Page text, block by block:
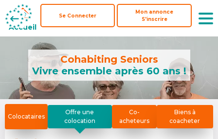
Accueil
Se Connecter
Mon annonce
S'inscrire
Accueil
Se Connecter
Mon annonce
S'inscrire
Cohabiting Seniors
Vivre ensemble après 60 ans !
Colocataires
Offre une
colocation
Co-
acheteurs
Biens à
coacheter